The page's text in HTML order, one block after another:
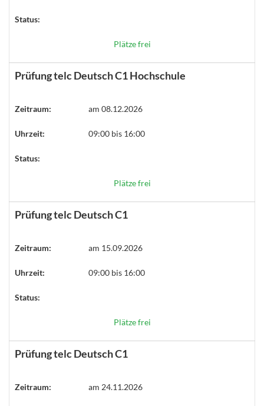
Status:
Plätze frei
Prüfung telc Deutsch C1 Hochschule
Zeitraum: am 08.12.2026
Uhrzeit: 09:00 bis 16:00
Status:
Plätze frei
Prüfung telc Deutsch C1
Zeitraum: am 15.09.2026
Uhrzeit: 09:00 bis 16:00
Status:
Plätze frei
Prüfung telc Deutsch C1
Zeitraum: am 24.11.2026